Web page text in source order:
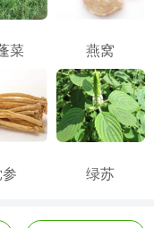
菜 燕窝
参 绿苏